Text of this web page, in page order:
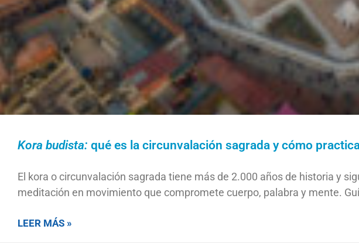
Kora budista: qué es la circunvalación sagrada y cómo
El kora o circunvalación sagrada tiene más de 2.000 años de historia y
meditación en movimiento que compromete cuerpo, palabra y mente.
LEER MÁS »